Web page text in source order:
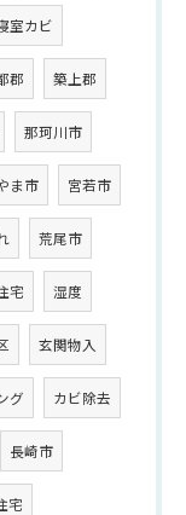
室カビ
郡 築上郡
那珂川市
ま市 宮若市
荒尾市
宅 湿度
玄関物入
グ カビ除去
長崎市
宅